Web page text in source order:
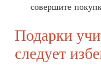
совершите
Подарки
следует